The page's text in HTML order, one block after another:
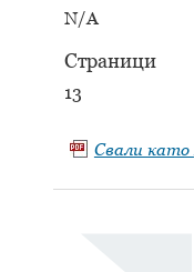
N/A
Страници
13
Свали като